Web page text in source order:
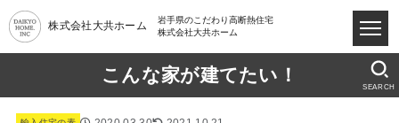
株式会社大共ホーム
岩手県のこだわり高断熱住宅
株式会社大共ホーム
こんな家が建てたい！
SEARCH